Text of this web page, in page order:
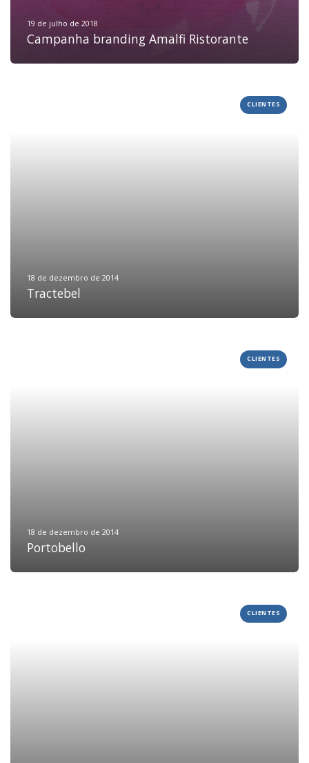
19 de julho de 2018
Campanha branding Amalfi Ristorante
CLIENTES
18 de dezembro de 2014
Tractebel
CLIENTES
18 de dezembro de 2014
Portobello
CLIENTES